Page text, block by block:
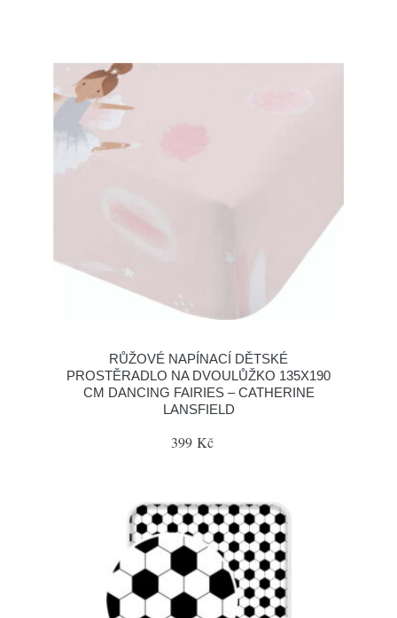
RŮŽOVÉ NAPÍNACÍ DĚTSKÉ
PROSTĚRADLO NA DVOULŮŽKO 135X190
CM DANCING FAIRIES – CATHERINE
LANSFIELD
399 Kč